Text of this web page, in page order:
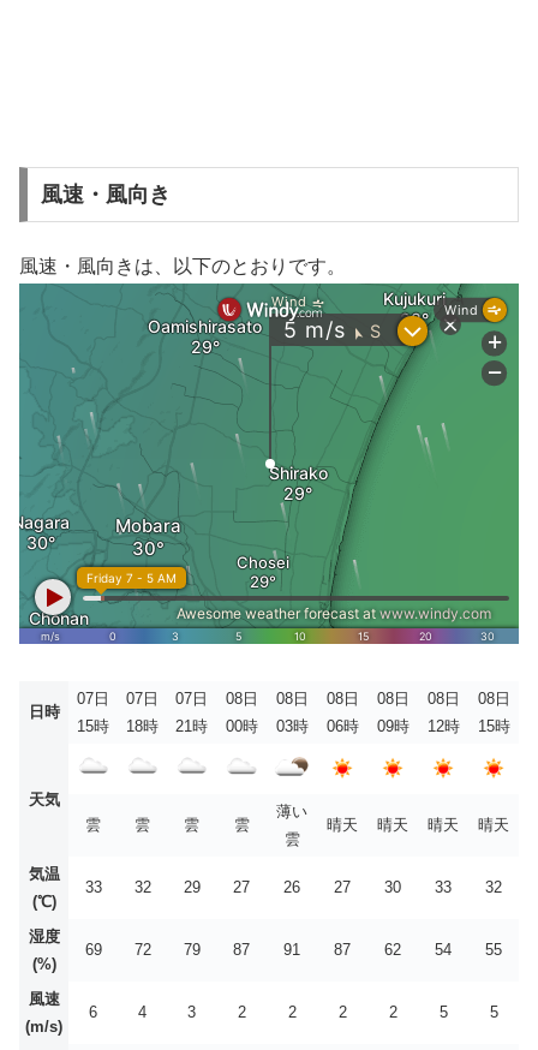
風速・風向き
風速・風向きは、以下のとおりです。
日時
07日
15時
07日
18時
07日
21時
08日
00時
08日
03時
08日
06時
08日
09時
08日
12時
08日
15時
天気
雲
雲 雲 雲
薄い
雲
晴天 晴天 晴天 晴天
気温
(℃)
33 32 29 27 26 27 30 33 32
湿度
(%)
69 72 79 87 91 87 62 54 55
風速
(m/s)
6 4 3 2 2 2 2 5 5